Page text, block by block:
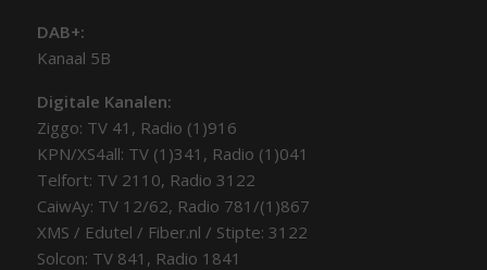
DAB+:
Kanaal 5B
Digitale Kanalen:
Ziggo: TV 41, Radio (1)916
KPN/XS4all: TV (1)341, Radio (1)041
Telfort: TV 2110, Radio 3122
CaiwAy: TV 12/62, Radio 781/(1)867
XMS / Edutel / Fiber.nl / Stipte: 3122
Solcon: TV 841, Radio 1841